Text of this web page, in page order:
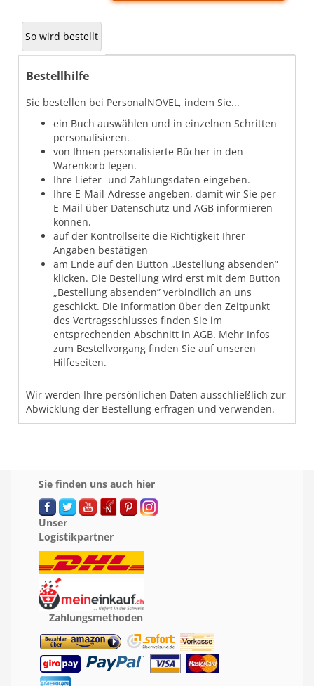
So wird bestellt
Bestellhilfe
Sie bestellen bei PersonalNOVEL, indem Sie...
ein Buch auswählen und in einzelnen Schritten
personalisieren.
von Ihnen personalisierte Bücher in den
Warenkorb legen.
Ihre Liefer- und Zahlungsdaten eingeben.
Ihre E-Mail-Adresse angeben, damit wir Sie per
E-Mail über Datenschutz und AGB informieren
können.
auf der Kontrollseite die Richtigkeit Ihrer
Angaben bestätigen
am Ende auf den Button „Bestellung absenden”
klicken. Die Bestellung wird erst mit dem Button
„Bestellung absenden” verbindlich an uns
geschickt. Die Information über den Zeitpunkt
des Vertragsschlusses finden Sie im
entsprechenden Abschnitt in AGB. Mehr Infos
zum Bestellvorgang finden Sie auf unseren
Hilfeseiten.
Wir werden Ihre persönlichen Daten ausschließlich zur
Abwicklung der Bestellung erfragen und verwenden.
Sie finden uns auch hier
Unser
Logistikpartner
Zahlungsmethoden